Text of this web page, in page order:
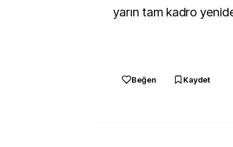
yarın tam kadro
Beğen Kaydet